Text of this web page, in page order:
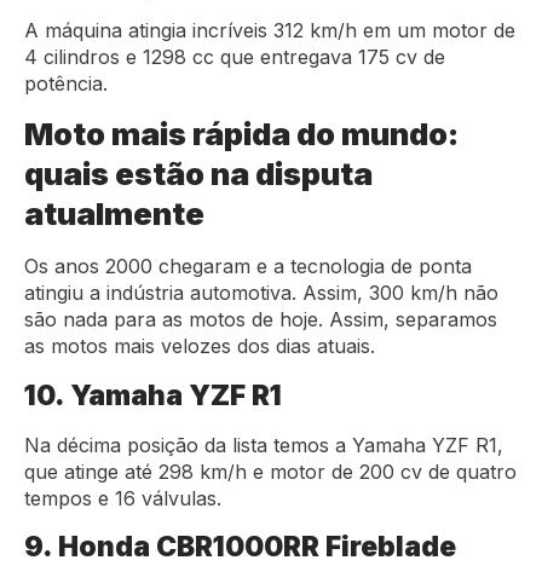
A máquina atingia incríveis 312 km/h em um motor de
4 cilindros e 1298 cc que entregava 175 cv de
potência.
Moto mais rápida do mundo:
quais estão na disputa
atualmente
Os anos 2000 chegaram e a tecnologia de ponta
atingiu a indústria automotiva. Assim, 300 km/h não
são nada para as motos de hoje. Assim, separamos
as motos mais velozes dos dias atuais.
10. Yamaha YZF R1
Na décima posição da lista temos a Yamaha YZF R1,
que atinge até 298 km/h e motor de 200 cv de quatro
tempos e 16 válvulas.
9. Honda CBR1000RR Fireblade